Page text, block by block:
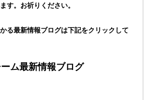
す。お祈りください。
る最新情報ブログは下記をクリックして
ム最新情報ブログ